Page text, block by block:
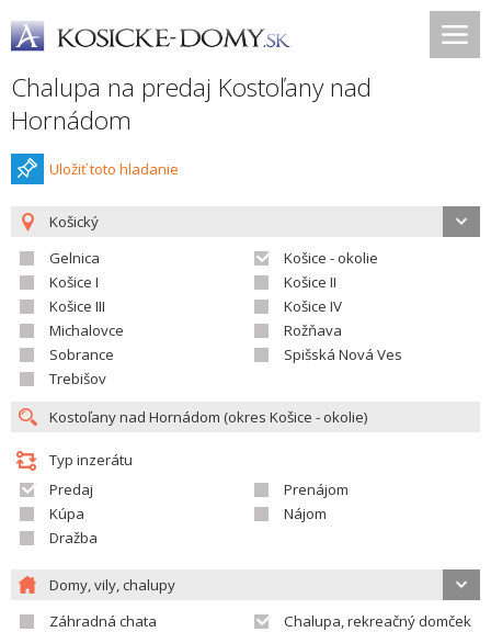
Chalupa na predaj Kostoľany nad
Hornádom
Uložiť toto hladanie
Košický
Gelnica
Košice - okolie
Košice I
Košice II
Košice III
Košice IV
Michalovce
Rožňava
Sobrance
Spišská Nová Ves
Trebišov
Typ inzerátu
Predaj
Prenájom
Kúpa
Nájom
Dražba
Domy, vily, chalupy
Záhradná chata
Chalupa, rekreačný domček